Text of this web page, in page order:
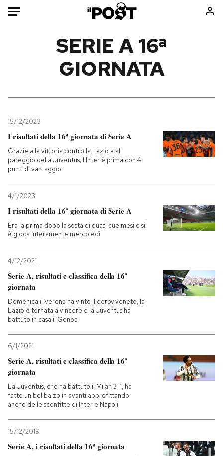
Mondo
Tecnologia
Internet
Scienza
Cultura
Economia
Sport
Libri
Ok Boomer!
Altrecose
NEWSLETTER
I MIEI PREFERITI
SHOP
CALENDARIO
AREA PERSONALE
Entra
SERIE A 16ª
GIORNATA
15/12/2023
I risultati della 16ª giornata di Serie A
Grazie alla vittoria contro la Lazio e al
pareggio della Juventus, l'Inter è prima con 4
punti di vantaggio
4/1/2023
I risultati della 16ª giornata di Serie A
Era la prima dopo la sosta di quasi due mesi e si
è gioca interamente mercoledì
4/12/2021
Serie A, risultati e classifica della 16ª
giornata
Domenica il Verona ha vinto il derby veneto, la
Lazio è tornata a vincere e la Juventus ha
battuto in casa il Genoa
6/1/2021
Serie A, risultati e classifica della 16ª
giornata
La Juventus, che ha battuto il Milan 3-1, ha
fatto un bel balzo in avanti approfittando
anche delle sconfitte di Inter e Napoli
15/12/2019
Serie A, i risultati della 16ª giornata